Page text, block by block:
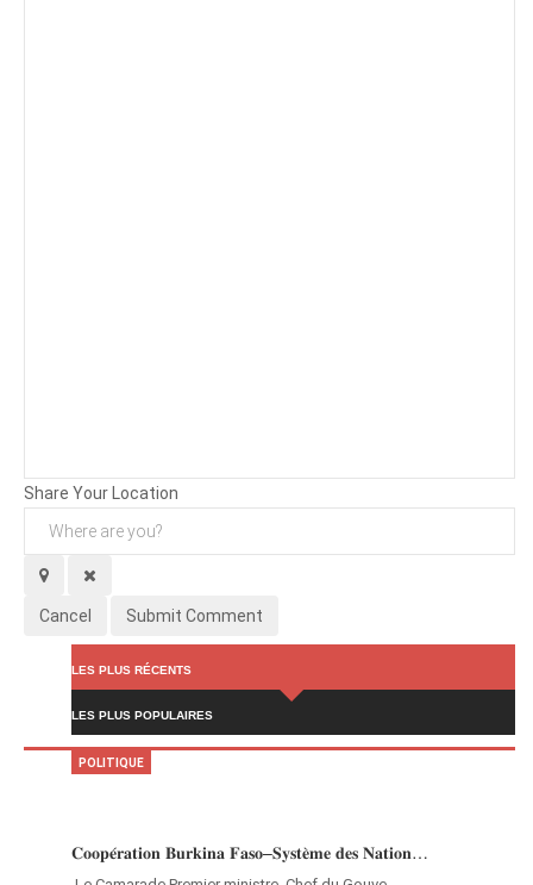
Share Your Location
Cancel Submit Comment
LES PLUS RÉCENTS
LES PLUS POPULAIRES
𝐂𝐨𝐨𝐩𝐞́𝐫𝐚𝐭𝐢𝐨𝐧 𝐁𝐮𝐫𝐤𝐢𝐧𝐚 𝐅𝐚𝐬𝐨–𝐒𝐲𝐬𝐭𝐞̀𝐦𝐞 𝐝𝐞𝐬 𝐍𝐚𝐭𝐢𝐨𝐧…
POLITIQUE